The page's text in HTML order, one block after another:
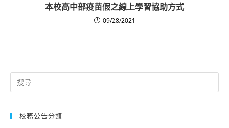
本校高中部疫苗假之線上學習協助方式
09/28/2021
Search
for:
校務公告分類